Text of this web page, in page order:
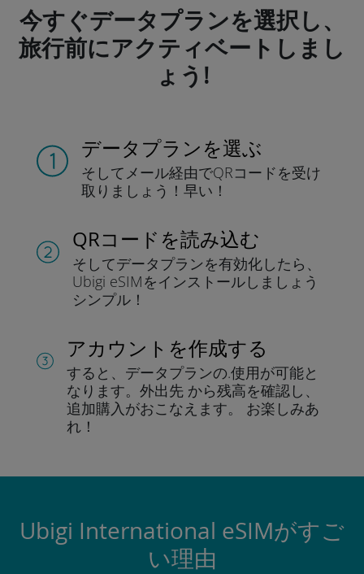
今すぐデータプランを選択し、
旅行前にアクティベートしまし
ょう!
データプランを選ぶ
そしてメール経由でQRコードを受け
取りましょう！早い！
QRコードを読み込む
そしてデータプランを有効化したら、
Ubigi eSIMをインストールしま しょう
シンプル！
アカウントを作成する
すると、データプランの.使用が可能と
なります。 外出先 から残高を確認し、
追加購入がおこなえます。
お楽しみあ
れ！
Ubigi International eSIMがすご
い理由